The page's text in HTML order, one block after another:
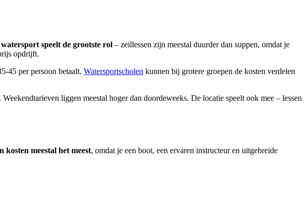
speelt de grootste rol – zeillessen zijn meestal duurder dan suppen, omdat je
opdrijft.
45 per persoon betaalt. Watersportscholen kunnen bij grotere groepen de kosten verdelen
liggen meestal hoger dan doordeweeks. De locatie speelt ook mee – lessen
kosten meestal het meest, omdat je een boot, een ervaren instructeur en uitgebreide